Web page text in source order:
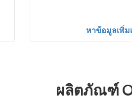
หาข้อมูลเพิ่ม
ผลิตภัณฑ์